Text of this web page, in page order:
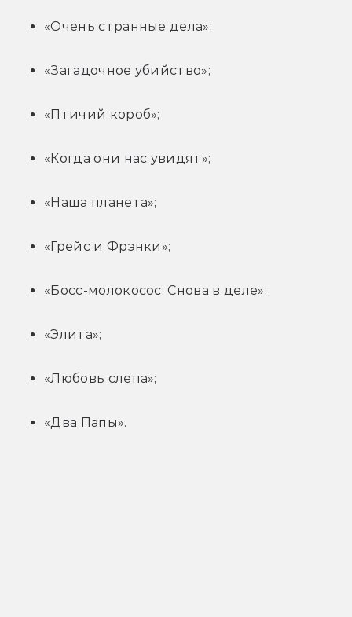
«Очень странные дела»;
«Загадочное убийство»;
«Птичий короб»;
«Когда они нас увидят»;
«Наша планета»;
«Грейс и Фрэнки»;
«Босс-молокосос: Снова в деле»;
«Элита»;
«Любовь слепа»;
«Два Папы».